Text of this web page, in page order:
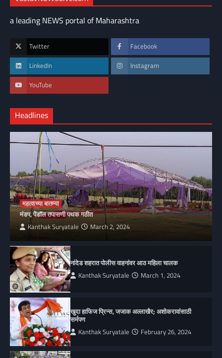
a leading NEWS portal of Maharashtra
Twitter Facebook
LinkedIn Instagram
YouTube
Headlines
महत्वाच्या बातम्या
मंडप, पेंडॉल तपासणी पथक गठीत
Kanthak Suryatale March 2, 2024
नांदेड शहरात पोलीस वाहनांवर आठ महिला चालक
Kanthak Suryatale March 1, 2024
खुदा हाफिज प्रिन्स, जजाक अल्लाखैर; अशोकरावांसाठी
सर्मपण
Kanthak Suryatale February 26, 2024